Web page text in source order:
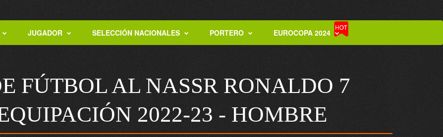
JUGADOR SELECCIÓN NACIONALES PORTERO EUROCOPA 2024
FÚTBOL AL NASSR RONALDO 7
2022-23 - HOMBRE